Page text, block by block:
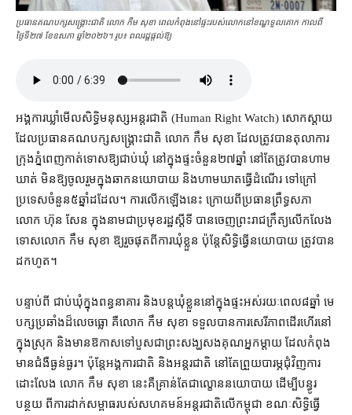
​ប្រធាន​គណបក្ស​សង្គ្រោះ​ជាតិ លោក កឹម សុខា ពេល​កំពុងនៅផ្ទះរបស់​លោក​នៅ​ខណ្ឌ​ទួលគោក កាលពី
ថ្ងៃទី២៧ ខែ​ឧសភា ឆ្នាំ​២០២៦។ រូប៖ ពលរដ្ឋផ្ដល់ឱ្យ
អង្គការ​ឃ្លាំមើល​សិទ្ធិមនុស្ស​អន្តរជាតិ (Human Right Watch) សោកស្ដាយ​
ដែល​ប្រធាន​គណបក្ស​សង្គ្រោះ​ជាតិ លោក កឹម សុខា ដែល​ត្រូវ​បាន​តុលាការ
ក្រុង​ភ្នំពេញ​កាត់ទោស​ឱ្យ​ជាប់ឃុំ នៅក្នុង​ផ្ទះ​ចំនួន​២៧​ឆ្នាំ នៅតែ​ត្រូវ​បាន​ហាម
ឃាត់ មិន​ឱ្យ​ចូលរួម​ក្នុង​ឆាកនយោបាយ និង​ហាម​ឃាត​ធ្វើដំណើរ ទៅ​ក្រៅ
ប្រទេស​ចំនួន​៥​ឆ្នាំ​ដដែល។ ការ​លើកឡើង​នេះ ក្រោយ​ពី​ប្រធាន​ព្រឹទ្ធសភា
លោក ហ៊ុន សែន ក្នុង​នាម​ជា​ប្រមុខរដ្ឋ​ស្ដីទី បាន​ចេញ​ព្រះរាជក្រឹត្យ​លើកលែង
ទោស​លោក កឹម សុខា ឱ្យ​រួច​ផុត​ពី​ការ​ឃុំខ្លួន ប៉ុន្តែ​សិទ្ធិ​ធ្វើ​នយោបាយ ត្រូវ​បាន​
ដកហូត។
បន្ទាប់ពី ជាប់ឃុំ​ក្នុង​ពន្ធនាគារ និង​បន្ត​ឃុំខ្លួន​នៅក្នុង​ផ្ទះ​អស់​រយៈពេល​៨​ឆ្នាំ មេ​
បក្ស​ប្រឆាំង​ដ៏​លេចធ្លោ គឺ​លោក កឹម សុខា ទទួល​បានការ​សេរីភាព​ដើរហើរ​នៅ
ក្នុង​ស្រុក និង​មានឱកាស​ទៅ​បួស​ជា​ព្រះសង្ឃ​សងគុណ​អ្នក​ម្ដាយ ដែល​កំពុង​
មាន​ជំងឺ​ធ្ងន់ធ្ងរ។ ប៉ុន្តែ​អង្គការ​ជាតិ និង​អន្តរជាតិ នៅតែ​ព្រួយបារម្ភ​ជុំវិញ​ការ​
ដោះលែង លោក កឹម សុខា នេះ​គឺ​គ្រាន់តែ​ជា​ល្ខោន​នយោបាយ ដើម្បី​បន្ធូរ
បន្ថយ ពី​ការ​ដាក់​សម្ពាធ​របស់​សហគមន៍​អន្តរជាតិ​លើ​កម្ពុជា ខណៈ​សិទ្ធិ​ធ្វើ​